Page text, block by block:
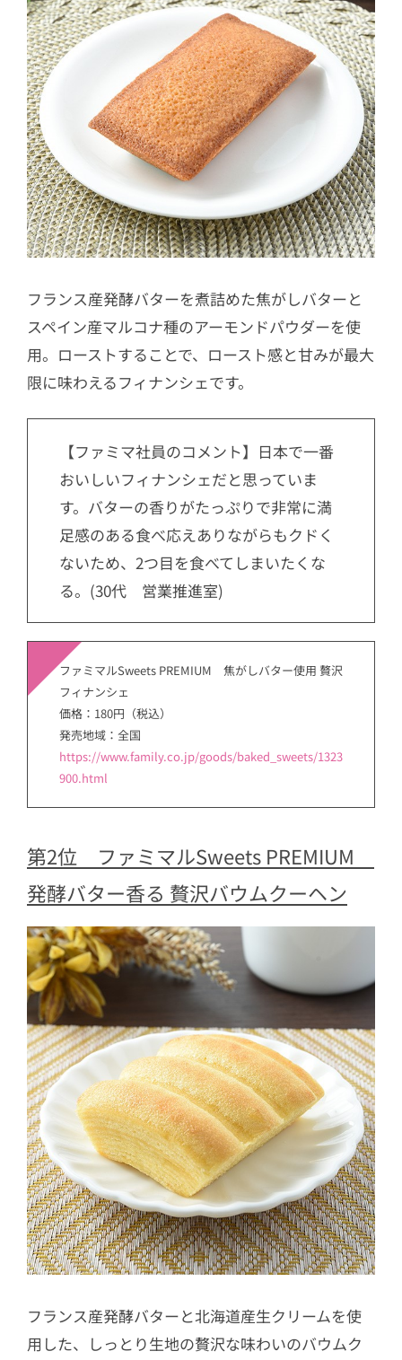
フランス産発酵バターを煮詰めた焦がしバターと
スペイン産マルコナ種のアーモンドパウダーを使
用。ローストすることで、ロースト感と甘みが最大
限に味わえるフィナンシェです。
【ファミマ社員のコメント】日本で一番
おいしいフィナンシェだと思っていま
す。バターの香りがたっぷりで非常に満
足感のある食べ応えありながらもクドく
ないため、2つ目を食べてしまいたくな
る。(30代 営業推進室)
ファミマルSweets PREMIUM 焦がしバター使用 贅沢
フィナンシェ
価格：180円（税込）
発売地域：全国
https://www.family.co.jp/goods/baked_sweets/1323
900.html
第2位 ファミマルSweets PREMIUM
発酵バター香る 贅沢バウムクーヘン
フランス産発酵バターと北海道産生クリームを使
用した、しっとり生地の贅沢な味わいのバウムク